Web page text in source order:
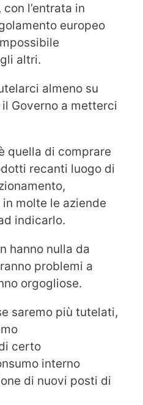
, con l’entrata in
europeo
altri.
almeno su
Governo a metterci
quella di comprare
recanti luogo di
molte le aziende
indicarlo.
hanno nulla da
problemi a
orgogliose.
saremo più tutelati,
certo
interno
di nuovi posti di